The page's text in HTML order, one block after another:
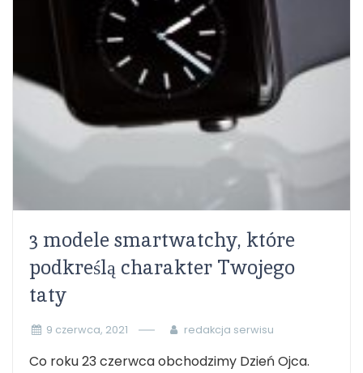
3 modele smartwatchy, które
podkreślą charakter Twojego
taty
9 czerwca, 2021 redakcja serwisu
Co roku 23 czerwca obchodzimy Dzień Ojca.